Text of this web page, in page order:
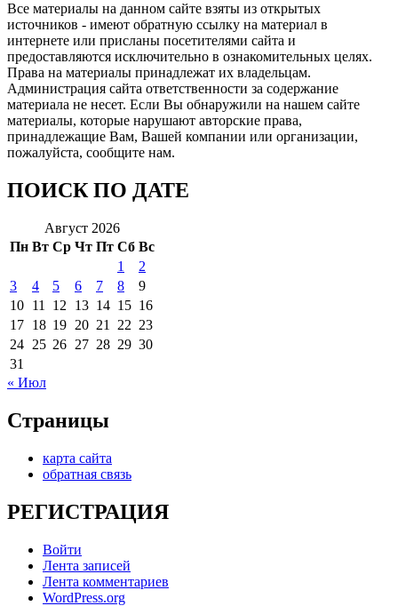
Все материалы на данном сайте взяты из открытых
источников - имеют обратную ссылку на материал в
интернете или присланы посетителями сайта и
предоставляются исключительно в ознакомительных целях.
Права на материалы принадлежат их владельцам.
Администрация сайта ответственности за содержание
материала не несет. Если Вы обнаружили на нашем сайте
материалы, которые нарушают авторские права,
принадлежащие Вам, Вашей компании или организации,
пожалуйста, сообщите нам.
ПОИСК ПО ДАТЕ
Август 2026
Пн Вт Ср Чт Пт Сб Вс
1
2
3
4 5 6 7 8
9
10 11 12 13 14 15 16
17 18 19 20 21 22 23
24 25 26 27 28 29 30
31
« Июл
Страницы
карта сайта
обратная связь
РЕГИСТРАЦИЯ
Войти
Лента записей
Лента комментариев
WordPress.org